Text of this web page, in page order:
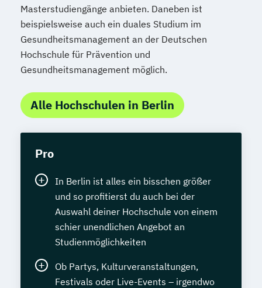
Masterstudiengänge anbieten. Daneben ist
beispielsweise auch ein duales Studium im
Gesundheitsmanagement an der Deutschen
Hochschule für Prävention und
Gesundheitsmanagement möglich.
Alle Hochschulen in Berlin
Pro
In Berlin ist alles ein bisschen größer
und so profitierst du auch bei der
Auswahl deiner Hochschule von einem
schier unendlichen Angebot an
Studienmöglichkeiten
Ob Partys, Kulturveranstaltungen,
Festivals oder Live-Events – irgendwo